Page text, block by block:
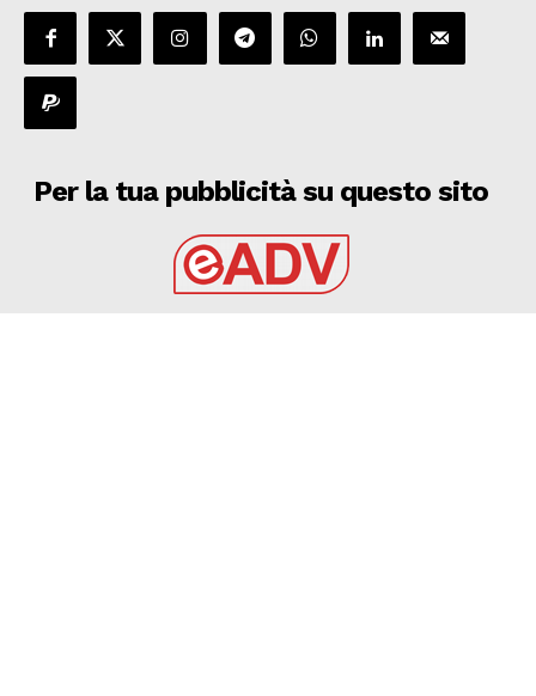
Per la tua pubblicità su questo sito